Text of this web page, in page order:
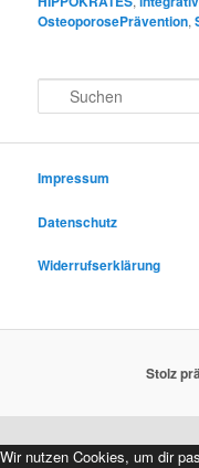
OsteoporosePrävention,
u
e
Impressum
Datenschutz
Widerrufserklärung
Stolz
Wir nutzen Cookies, um dir